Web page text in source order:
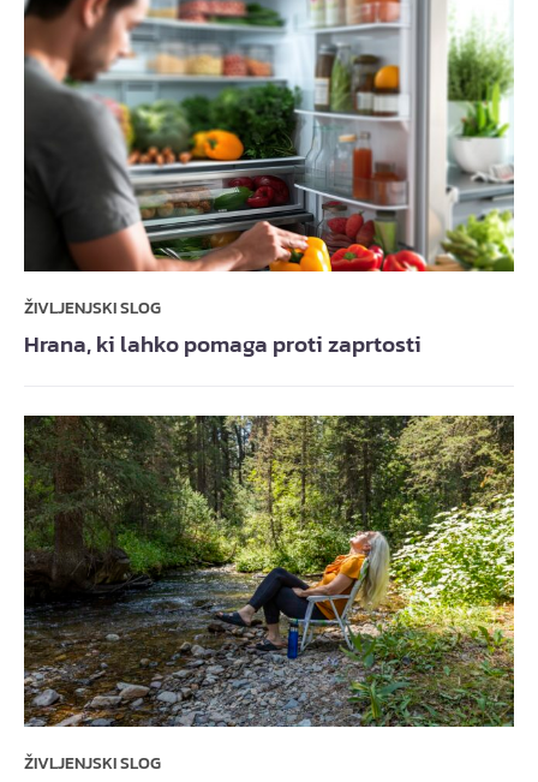
ŽIVLJENJSKI SLOG
Hrana, ki lahko pomaga proti zaprtosti
ŽIVLJENJSKI SLOG